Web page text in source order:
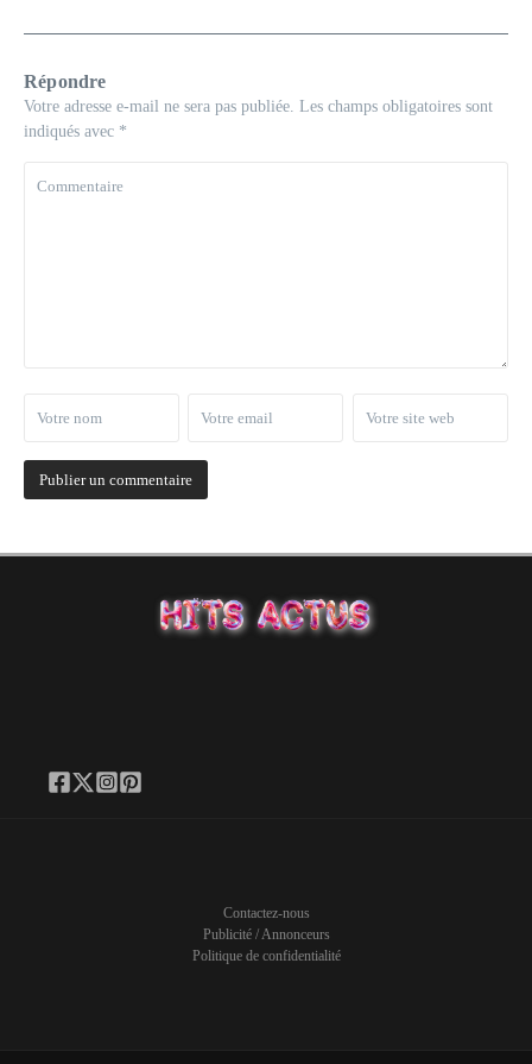
Répondre
Votre adresse e-mail ne sera pas publiée. Les champs obligatoires sont
indiqués avec *
Contactez-nous
Publicité / Annonceurs
Politique de confidentialité